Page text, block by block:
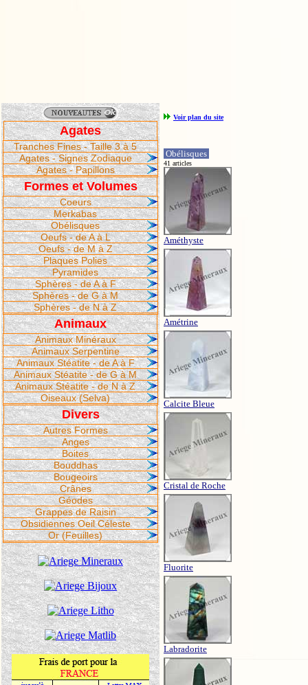
Agates
Tranches Fines - Taille 3 à 5
Agates - Signes Zodiaque
Agates - Papillons
Formes et Volumes
Coeurs
Merkabas
Obélisques
Oeufs - de A à L
Oeufs - de M à Z
Plaques Polies
Pyramides
Sphères - de A à F
Sphères - de G à M
Sphères - de N à Z
Animaux
Animaux Minéraux
Animaux Serpentine
Animaux Stéatite - de A à F
Animaux Stéatite - de G à M
Animaux Stéatite - de N à Z
Oiseaux (Selva)
Divers
Autres Formes
Anges
Boites
Bouddhas
Bougeoirs
Crânes
Géodes
Grappes de Raisin
Obsidiennes Oeil Céleste
Or (Feuilles)
Voir plan du site
Obélisques
41 articles
Améthyste
Amétrine
Calcite Bleue
Cristal de Roche
Fluorite
Labradorite